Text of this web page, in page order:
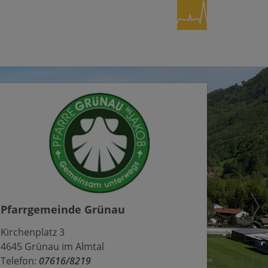
Pfarrgemeinde Grünau
Kirchenplatz 3
4645 Grünau im Almtal
Telefon: 07616/8219